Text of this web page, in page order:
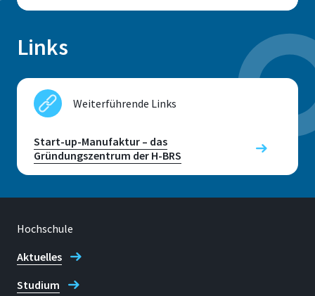
Sankt Augustin
Raum
F413 (Campus Sankt
Augustin), H306 (Campus
Rheinbach)
Grantham-Allee 20
Sankt Augustin
Kontaktzeiten
Links
Weiterführende Links
Start-up-Manufaktur – das
Gründungszentrum der H-BRS
Hochschule
Aktuelles
Studium